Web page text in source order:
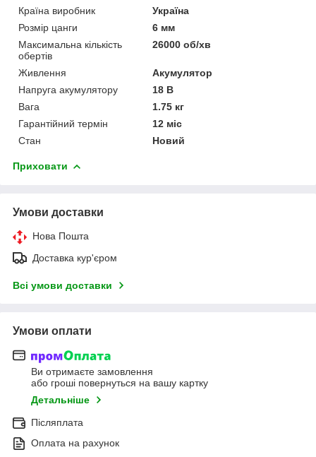
Країна виробник
Україна
Розмір цанги
6 мм
Максимальна кількість
обертів
26000 об/хв
Живлення
Акумулятор
Напруга акумулятору
18 В
Вага
1.75 кг
Гарантійний термін
12 міс
Стан
Новий
Приховати
Умови доставки
Нова Пошта
Доставка кур'єром
Всі умови доставки
Умови оплати
Ви отримаєте замовлення
або гроші повернуться на вашу картку
Детальніше
Післяплата
Оплата на рахунок